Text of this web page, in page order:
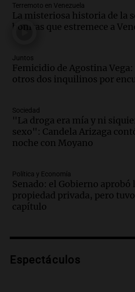
Panorama Federal
Episodios
Audio.La justicia
como enfermedad
Panorama Federal
Episodios
Audio.Mujer de más de
Este-Oeste de Salta
Panorama Federal
Episodios
Audio. La justicia
Panorama Federal
Episodios
Audio. Encuentran
Santa Fe: se trataría de
Panorama Federal
Audio.Solans Hoteles
Terremoto en Venezuela
La misteriosa historia de la
bonitas que estremece a
Juntos
Femicidio de Agostina
otros dos inquilinos por
Sociedad
"La droga era mía y ni
sexo": Candela Arizaga
noche con Moyano
Política y Economía
Senado: el Gobierno aprobó
propiedad privada, pero
capítulo
Espectáculos